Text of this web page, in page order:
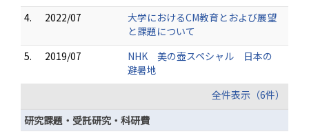
4.
2022/07
大学におけるCM教育とおよび展望
と課題について
5.
2019/07
NHK 美の壺スペシャル 日本の
避暑地
全件表示（6件）
研究課題・受託研究・科研費